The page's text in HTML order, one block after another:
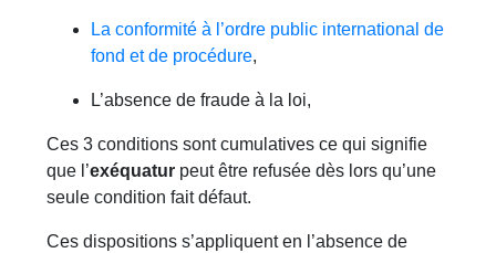
La conformité à l’ordre public international de
fond et de procédure,
L’absence de fraude à la loi,
Ces 3 conditions sont cumulatives ce qui signifie
que l’exéquatur peut être refusée dès lors qu’une
seule condition fait défaut.
Ces dispositions s’appliquent en l’absence de